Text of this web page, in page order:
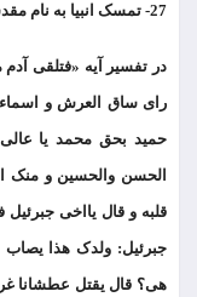
27- تمسک انبیا به نام مقدس امام حسین علیه السلام:
در تفسیر آیه «فتلقی
رای ساق العرش و اسماء
حمید بحق محمد یا
الحسن والحسین و منک
قلبه و قال یااخی
جبرئیل: ولدک هذا یصاب
هی؟ قال یقتل عطشانا